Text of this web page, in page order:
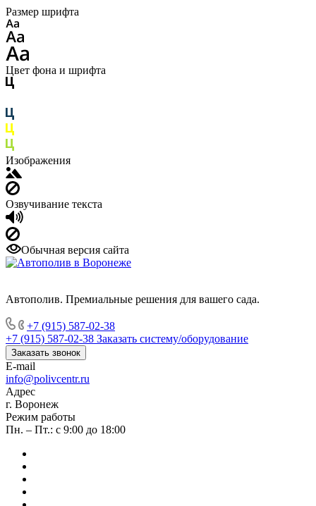
Размер шрифта
Цвет фона и шрифта
Изображения
Озвучивание текста
Обычная версия сайта
Автополив. Премиальные решения для вашего сада.
+7 (915) 587-02-38
+7 (915) 587-02-38 Заказать систему/оборудование
Заказать звонок
E-mail
info@polivcentr.ru
Адрес
г. Воронеж
Режим работы
Пн. – Пт.: с 9:00 до 18:00